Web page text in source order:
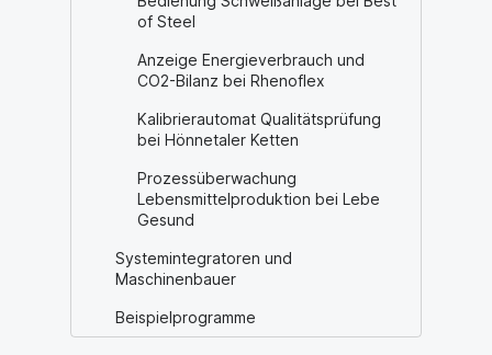
of Steel
Anzeige Energieverbrauch und
CO2-Bilanz bei Rhenoflex
Kalibrierautomat Qualitätsprüfung
bei Hönnetaler Ketten
Prozessüberwachung
Lebensmittelproduktion bei Lebe
Gesund
Systemintegratoren und
Maschinenbauer
Beispielprogramme